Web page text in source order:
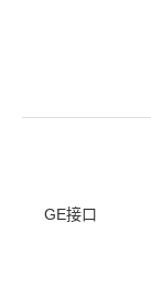
GE接口